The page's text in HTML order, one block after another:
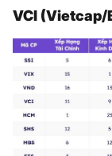
VCI (Vietcap/